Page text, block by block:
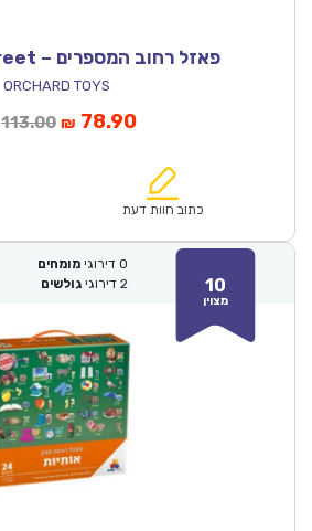
פאזל רחוב המספרים – Number street
ORCHARD TOYS
113.00המחיר
₪113.00.
₪ 78.90המחיר
הוא:
כתוב חוות דעת
10
מצוין
0 דירוגי מומחים
2 דירוגי גולשים